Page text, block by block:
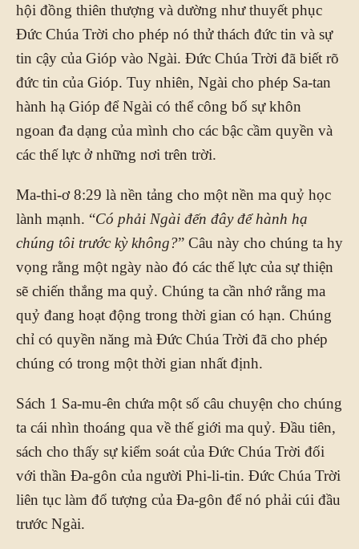
hội đồng thiên thượng và dường như thuyết phục
Đức Chúa Trời cho phép nó thử thách đức tin và sự
tin cậy của Gióp vào Ngài. Đức Chúa Trời đã biết rõ
đức tin của Gióp. Tuy nhiên, Ngài cho phép Sa-tan
hành hạ Gióp để Ngài có thể công bố sự khôn
ngoan đa dạng của mình cho các bậc cầm quyền và
các thế lực ở những nơi trên trời.
Ma-thi-ơ 8:29 là nền tảng cho một nền ma quỷ học
lành mạnh. “Có phải Ngài đến đây để hành hạ
chúng tôi trước kỳ không?” Câu này cho chúng ta hy
vọng rằng một ngày nào đó các thế lực của sự thiện
sẽ chiến thắng ma quỷ. Chúng ta cần nhớ rằng ma
quỷ đang hoạt động trong thời gian có hạn. Chúng
chỉ có quyền năng mà Đức Chúa Trời đã cho phép
chúng có trong một thời gian nhất định.
Sách 1 Sa-mu-ên chứa một số câu chuyện cho chúng
ta cái nhìn thoáng qua về thế giới ma quỷ. Đầu tiên,
sách cho thấy sự kiểm soát của Đức Chúa Trời đối
với thần Đa-gôn của người Phi-li-tin. Đức Chúa Trời
liên tục làm đổ tượng của Đa-gôn để nó phải cúi đầu
trước Ngài.